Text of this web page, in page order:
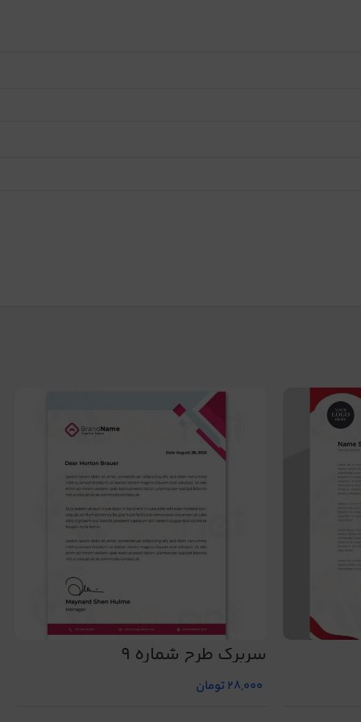
سربرگ طرح شماره 9
28,000تومان